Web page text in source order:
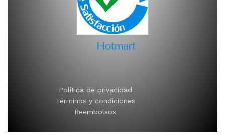
Política de privacidad
Términos y condiciones
Reembolsos